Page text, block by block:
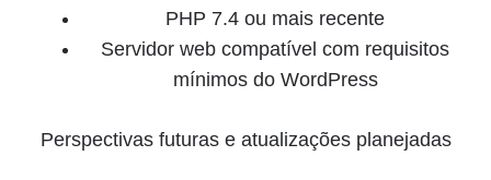
PHP 7.4 ou mais recente
Servidor web compatível com requisitos
mínimos do WordPress
Perspectivas futuras e atualizações planejadas